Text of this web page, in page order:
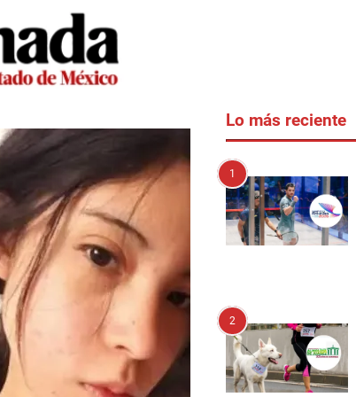
Lo más reciente
1
2